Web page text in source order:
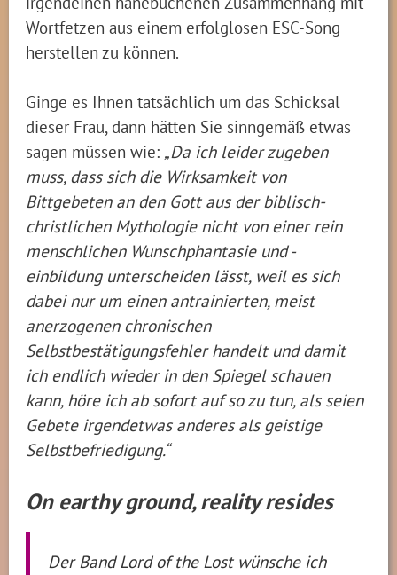
Wortfetzen aus einem erfolglosen ESC-Song
herstellen zu können.
Ginge es Ihnen tatsächlich um das Schicksal
dieser Frau, dann hätten Sie sinngemäß etwas
sagen müssen wie: „Da ich leider zugeben
muss, dass sich die Wirksamkeit von
Bittgebeten an den Gott aus der biblisch-
christlichen Mythologie nicht von einer rein
menschlichen Wunschphantasie und -
einbildung unterscheiden lässt, weil es sich
dabei nur um einen antrainierten, meist
anerzogenen chronischen
Selbstbestätigungsfehler handelt und damit
ich endlich wieder in den Spiegel schauen
kann, höre ich ab sofort auf so zu tun, als seien
Gebete irgendetwas anderes als geistige
Selbstbefriedigung.“
On earthy ground, reality resides
Der Band Lord of the Lost wünsche ich